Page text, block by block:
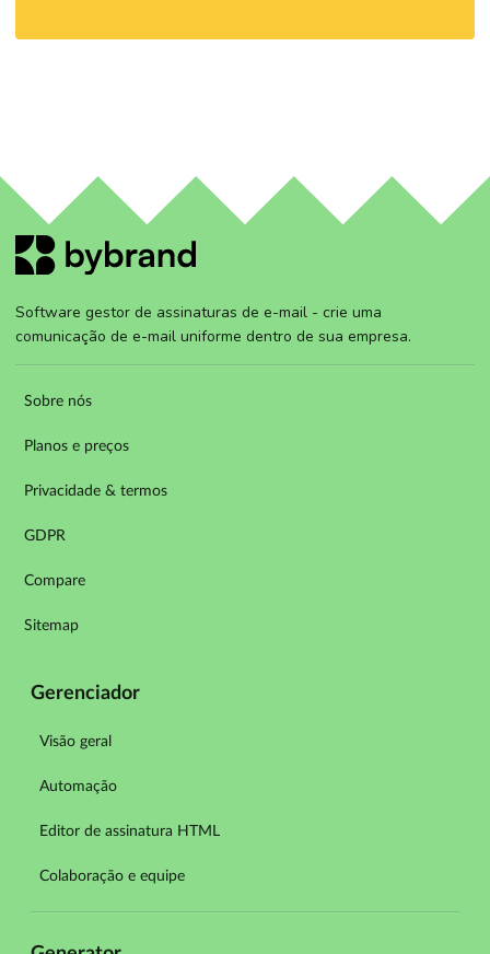
Software gestor de assinaturas de e-mail - crie uma
comunicação de e-mail uniforme dentro de sua empresa.
Sobre nós
Planos e preços
Privacidade & termos
GDPR
Compare
Sitemap
Gerenciador
Visão geral
Automação
Editor de assinatura HTML
Colaboração e equipe